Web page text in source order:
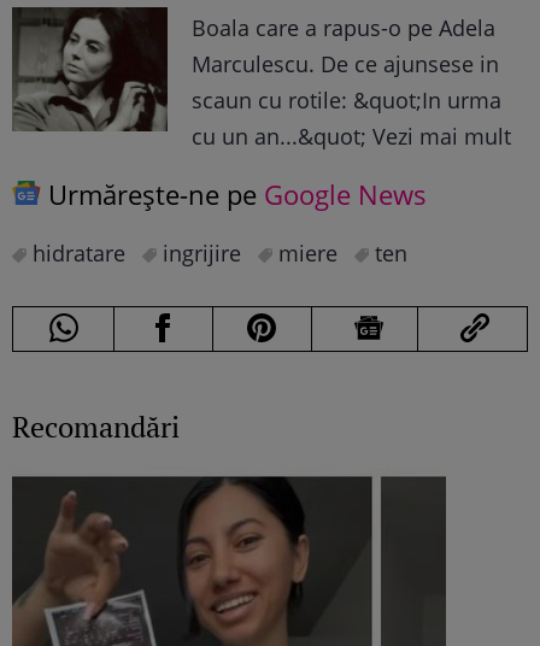
Boala care a rapus-o pe Adela
Marculescu. De ce ajunsese in
scaun cu rotile: &quot;In urma
cu un an...&quot; Vezi mai mult
Urmărește-ne pe Google News
hidratare ingrijire miere ten
Recomandări